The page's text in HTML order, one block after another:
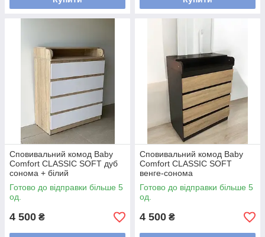
Сповивальний комод Baby
Comfort CLASSIC SOFT дуб
сонома + білий
Готово до відправки більше 5
од.
4 500 ₴
Сповивальний комод Baby
Comfort CLASSIC SOFT
венге-сонома
Готово до відправки більше 5
од.
4 500 ₴